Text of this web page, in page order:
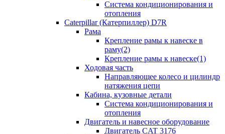
Система кондиционирования и
отопления
Caterpillar (Катерпиллер) D7R
Рама
Крепление рамы к навеске в
раму(2)
Крепление рамы к навеске(1)
Ходовая часть
Направляющее колесо и цилиндр
натяжения цепи
Кабина, кузовные детали
Система кондиционирования и
отопления
Двигатель и навесное оборудование
Двигатель CAT 3176